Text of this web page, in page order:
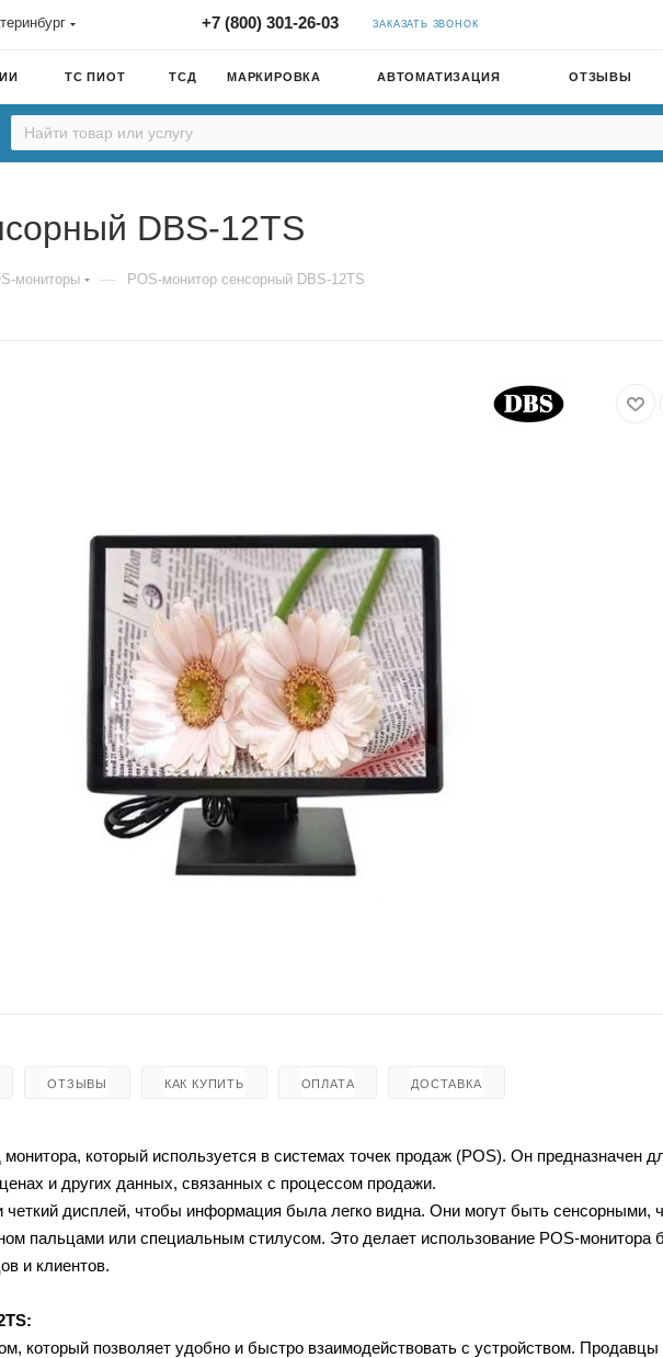
+7 (800) 301-26-03 ЗАКАЗАТЬ ЗВОНОК
ТС ПИОТ ТСД МАРКИРОВКА АВТОМАТИЗАЦИЯ ОТЗЫВЫ
DBS-12TS
мониторы — POS-монитор сенсорный DBS-12TS
ОТЗЫВЫ КАК КУПИТЬ ОПЛАТА ДОСТАВКА
который используется в системах точек продаж (POS). Он предназначен
и других данных, связанных с процессом продажи.
дисплей, чтобы информация была легко видна. Они могут быть сенсорными,
пальцами или специальным стилусом. Это делает использование POS-монитора
и клиентов.
который позволяет удобно и быстро взаимодействовать с устройством. Продавцы